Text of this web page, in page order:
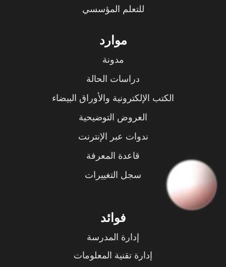
للتعلم المؤسسي
موارد
مدونة
دراسات الحالة
الكتب الإلكترونية والأوراق البيضاء
العروض التوضيحية
ندوات عبر الإنترنت
قاعدة المعرفة
سجل التغييرات
فوائد
إدارة المدرسة
إدارة تقنية المعلومات